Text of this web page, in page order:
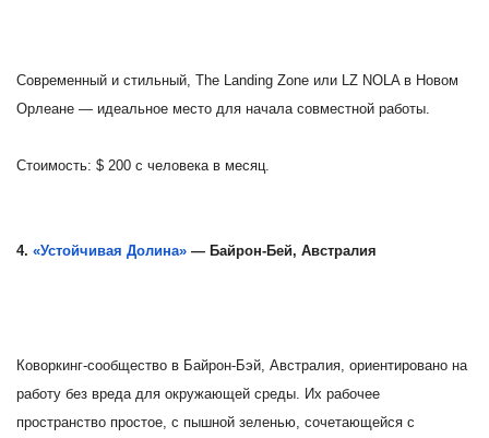
Современный и стильный, The Landing Zone или LZ NOLA в Новом
Орлеане — идеальное место для начала совместной работы.
Стоимость: $ 200 с человека в месяц.
4. «Устойчивая Долина» — Байрон-Бей, Австралия
Коворкинг-сообщество в Байрон-Бэй, Австралия, ориентировано на
работу без вреда для окружающей среды. Их рабочее
пространство простое, с пышной зеленью, сочетающейся с